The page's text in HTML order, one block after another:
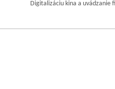
Digitalizáciu kina a uvádzanie